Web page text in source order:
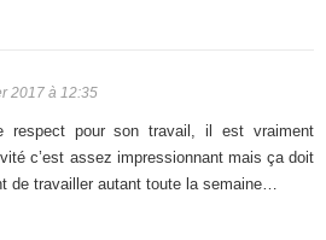
2017 à 12:35
respect pour son travail, il est vraiment
c’est assez impressionnant mais ça doit
de travailler autant toute la semaine…